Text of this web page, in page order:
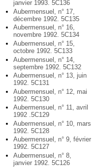
janvier 1993. 5C136
Aubermensuel, n° 17,
décembre 1992. 5C135
Aubermensuel, n° 16,
novembre 1992. 5C134
Aubermensuel, n° 15,
octobre 1992. 5C133
Aubermensuel, n° 14,
septembre 1992. 5C132
Aubermensuel, n° 13, juin
1992. 5C131
Aubermensuel, n° 12, mai
1992. 5C130
Aubermensuel, n° 11, avril
1992 .5C129
Aubermensuel, n° 10, mars
1992. 5C128
Aubermensuel, n° 9, février
1992. 5C127
Aubermensuel, n° 8,
janvier 1992. 5C126